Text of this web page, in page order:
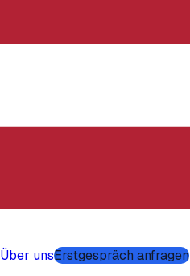
Über unsErstgespräch anfragen